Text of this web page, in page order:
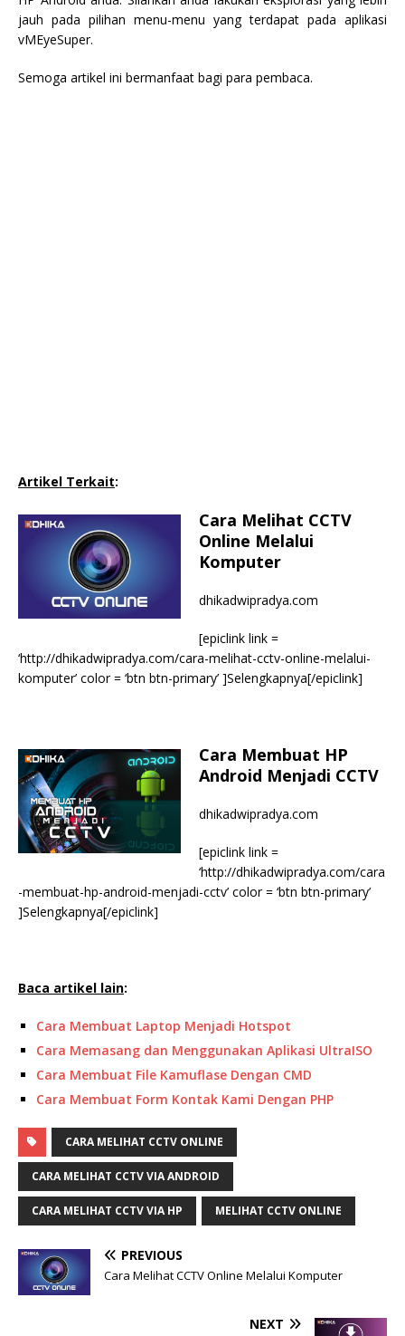
jauh pada pilihan menu-menu yang terdapat pada aplikasi
vMEyeSuper.
Semoga artikel ini bermanfaat bagi para pembaca.
Artikel Terkait:
Cara Melihat CCTV
Online Melalui
Komputer
dhikadwipradya.com
[epiclink link =
‘http://dhikadwipradya.com/cara-melihat-cctv-online-melalui-
komputer’ color = ‘btn btn-primary’ ]Selengkapnya[/epiclink]
Cara Membuat HP
Android Menjadi CCTV
dhikadwipradya.com
[epiclink link =
‘http://dhikadwipradya.com/cara
-membuat-hp-android-menjadi-cctv’ color = ‘btn btn-primary’
]Selengkapnya[/epiclink]
Baca artikel lain:
Cara Membuat Laptop Menjadi Hotspot
Cara Memasang dan Menggunakan Aplikasi UltraISO
Cara Membuat File Kamuflase Dengan CMD
Cara Membuat Form Kontak Kami Dengan PHP
CARA MELIHAT CCTV ONLINE
CARA MELIHAT CCTV VIA ANDROID
CARA MELIHAT CCTV VIA HP MELIHAT CCTV ONLINE
PREVIOUS
Cara Melihat CCTV Online Melalui Komputer
NEXT